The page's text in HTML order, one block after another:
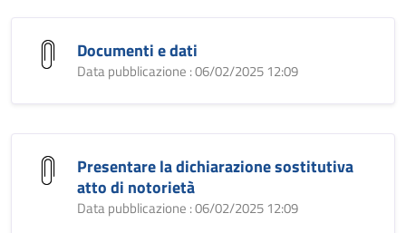
Documenti e dati
Data pubblicazione : 06/02/2025 12:09
Presentare la dichiarazione sostitutiva
atto di notorietà
Data pubblicazione : 06/02/2025 12:09